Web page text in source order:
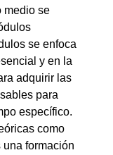
medio se
se enfoca
y en la
adquirir las
para
específico.
como
formación